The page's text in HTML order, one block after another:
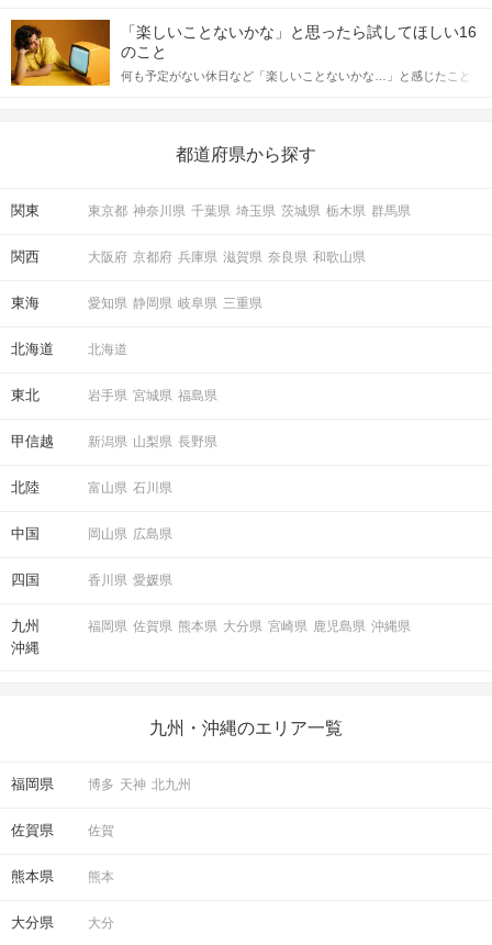
合にどのような行動に繋げるべきかをご紹介していきます。
しかし、中には「どう誘ったらいいの？」とお困りの男性もいら
っしゃるのではないでしょうか。 そこで今回は、男性から女性へ
送るLINEでのデートの誘い方のコツをご紹介します。例文も混じ
えながら解説するので、ぜひ参考にしてください。
「楽しいことないかな」と思ったら試してほしい16
のこと
何も予定がない休日など「楽しいことないかな…」と感じたこと
の楽しいことアイデアを集めました♪ いままさに楽しいことを探し
都道府県から探す
関東 東京都 神奈川県 千葉県 埼玉県 茨城県 栃木県 群馬県
関西 大阪府 京都府 兵庫県 滋賀県 奈良県 和歌山県
東海 愛知県 静岡県 岐阜県 三重県
北海道 北海道
東北 岩手県 宮城県 福島県
甲信越 新潟県 山梨県 長野県
北陸 富山県 石川県
中国 岡山県 広島県
四国 香川県 愛媛県
九州
沖縄
福岡県 佐賀県 熊本県 大分県 宮崎県 鹿児島県 沖縄県
九州・沖縄のエリア一覧
福岡県 博多 天神 北九州
佐賀県 佐賀
熊本県 熊本
大分県 大分